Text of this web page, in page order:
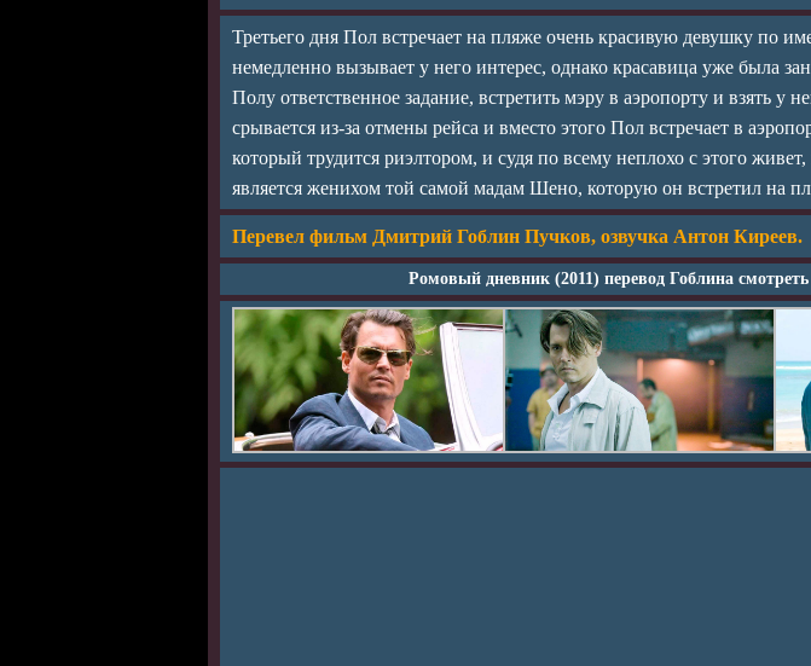
Третьего дня Пол встречает на пляже очень красивую девушку по
немедленно вызывает у него интерес, однако красавица уже была
Полу ответственное задание, встретить мэру в аэропорту и взять у
срывается из-за отмены рейса и вместо этого Пол встречает в
который трудится риэлтором, и судя по всему неплохо с этого
является женихом той самой мадам Шено, которую он встретил на
Перевел фильм Дмитрий Гоблин Пучков, озвучка Антон Киреев.
Ромовый дневник (2011) перевод Гоблина